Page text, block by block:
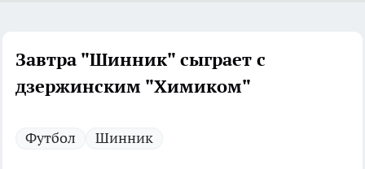
Завтра "Шинник" сыграет с
дзержинским "Химиком"
Футбол Шинник